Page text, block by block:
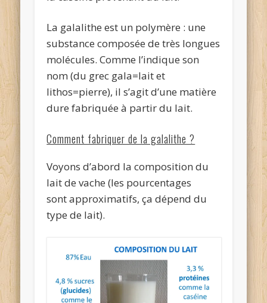
La galalithe est un polymère : une
substance composée de très longues
molécules. Comme l’indique son
nom (du grec gala=lait et
lithos=pierre), il s’agit d’une matière
dure fabriquée à partir du lait.
Comment fabriquer de la galalithe ?
Voyons d’abord la composition du
lait de vache (les pourcentages
sont approximatifs, ça dépend du
type de lait).